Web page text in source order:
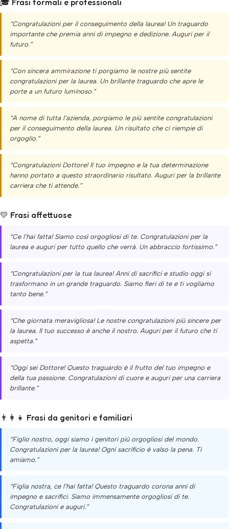
🎓 Frasi formali e professionali
“Congratulazioni per il conseguimento della laurea! Un traguardo
importante che premia anni di impegno e dedizione. Auguri per il
futuro.”
“Con sincera ammirazione ti porgiamo le nostre più sentite
congratulazioni per la laurea. Un brillante traguardo che apre le
porte a un futuro luminoso.”
“A nome di tutta l’azienda, porgiamo le più sentite congratulazioni
per il conseguimento della laurea. Un risultato che ci riempie di
orgoglio.”
“Congratulazioni Dottore! Il tuo impegno e la tua determinazione
hanno portato a questo straordinario risultato. Auguri per la brillante
carriera che ti attende.”
💛 Frasi affettuose
“Ce l’hai fatta! Siamo così orgogliosi di te. Congratulazioni per la
laurea e auguri per tutto quello che verrà. Un abbraccio fortissimo.”
“Congratulazioni per la tua laurea! Anni di sacrifici e studio oggi si
trasformano in un grande traguardo. Siamo fieri di te e ti vogliamo
tanto bene.”
“Che giornata meravigliosa! Le nostre congratulazioni più sincere per
la laurea. Il tuo successo è anche il nostro. Auguri per il futuro che ti
aspetta.”
“Oggi sei Dottore! Questo traguardo è il frutto del tuo impegno e
della tua passione. Congratulazioni di cuore e auguri per una carriera
brillante.”
👨‍👩‍👧 Frasi da genitori e familiari
“Figlio nostro, oggi siamo i genitori più orgogliosi del mondo.
Congratulazioni per la laurea! Ogni sacrificio è valso la pena. Ti
amiamo.”
“Figlia nostra, ce l’hai fatta! Questo traguardo corona anni di
impegno e sacrifici. Siamo immensamente orgogliosi di te.
Congratulazioni e auguri.”